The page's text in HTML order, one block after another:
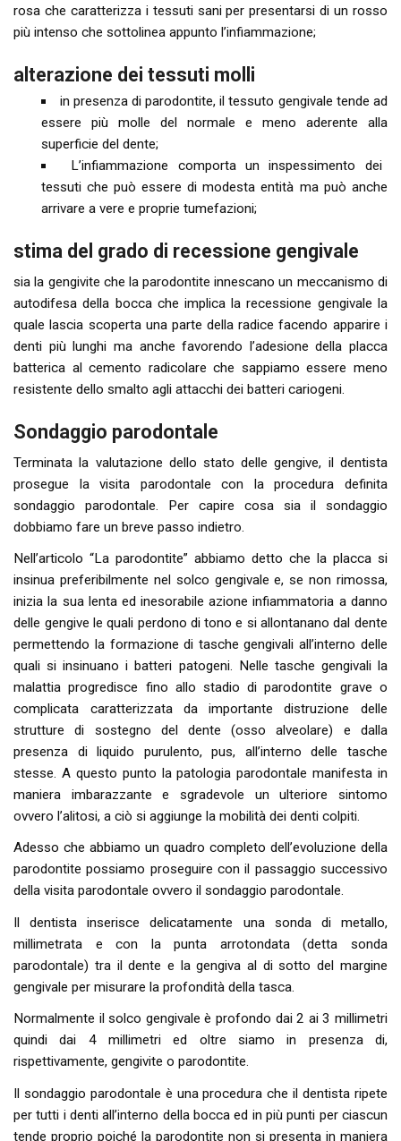
rosa che caratterizza i tessuti sani per presentarsi di un rosso
più intenso che sottolinea appunto l’infiammazione;
alterazione dei tessuti molli
in presenza di parodontite, il tessuto gengivale tende ad
essere più molle del normale e meno aderente alla
superficie del dente;
L’infiammazione comporta un inspessimento dei
tessuti che può essere di modesta entità ma può anche
arrivare a vere e proprie tumefazioni;
stima del grado di recessione gengivale
sia la gengivite che la parodontite innescano un meccanismo di
autodifesa della bocca che implica la recessione gengivale la
quale lascia scoperta una parte della radice facendo apparire i
denti più lunghi ma anche favorendo l’adesione della placca
batterica al cemento radicolare che sappiamo essere meno
resistente dello smalto agli attacchi dei batteri cariogeni.
Sondaggio parodontale
Terminata la valutazione dello stato delle gengive, il dentista
prosegue la visita parodontale con la procedura definita
sondaggio parodontale. Per capire cosa sia il sondaggio
dobbiamo fare un breve passo indietro.
Nell’articolo “La parodontite” abbiamo detto che la placca si
insinua preferibilmente nel solco gengivale e, se non rimossa,
inizia la sua lenta ed inesorabile azione infiammatoria a danno
delle gengive le quali perdono di tono e si allontanano dal dente
permettendo la formazione di tasche gengivali all’interno delle
quali si insinuano i batteri patogeni. Nelle tasche gengivali la
malattia progredisce fino allo stadio di parodontite grave o
complicata caratterizzata da importante distruzione delle
strutture di sostegno del dente (osso alveolare) e dalla
presenza di liquido purulento, pus, all’interno delle tasche
stesse. A questo punto la patologia parodontale manifesta in
maniera imbarazzante e sgradevole un ulteriore sintomo
ovvero l’alitosi, a ciò si aggiunge la mobilità dei denti colpiti.
Adesso che abbiamo un quadro completo dell’evoluzione della
parodontite possiamo proseguire con il passaggio successivo
della visita parodontale ovvero il sondaggio parodontale.
Il dentista inserisce delicatamente una sonda di metallo,
millimetrata e con la punta arrotondata (detta sonda
parodontale) tra il dente e la gengiva al di sotto del margine
gengivale per misurare la profondità della tasca.
Normalmente il solco gengivale è profondo dai 2 ai 3 millimetri
quindi dai 4 millimetri ed oltre siamo in presenza di,
rispettivamente, gengivite o parodontite.
Il sondaggio parodontale è una procedura che il dentista ripete
per tutti i denti all’interno della bocca ed in più punti per ciascun
tende proprio poiché la parodontite non si presenta in maniera